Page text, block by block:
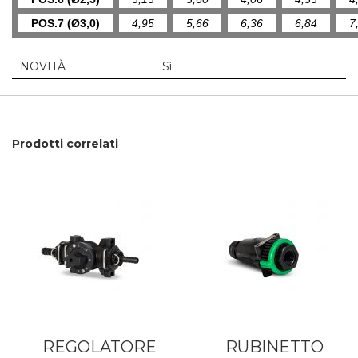
POS.7 (Ø3,0)
4,95 5,66 6,36 6,84
NOVITÀ Sì
Prodotti correlati
REGOLATORE RUBINETTO